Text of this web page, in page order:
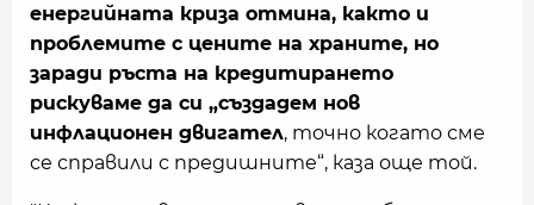
енергийната криза отмина, както и
проблемите с цените на храните, но
заради ръста на кредитирането
рискуваме да си „създадем нов
инфлационен двигател, точно когато сме
се справили с предишните“, каза още той.